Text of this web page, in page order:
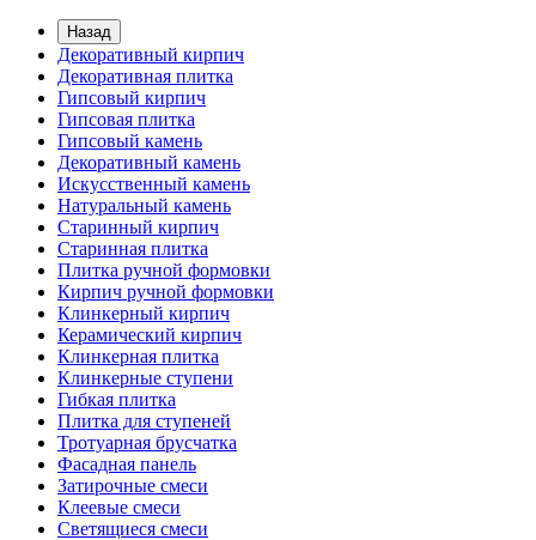
Назад
Декоративный кирпич
Декоративная плитка
Гипсовый кирпич
Гипсовая плитка
Гипсовый камень
Декоративный камень
Искусственный камень
Натуральный камень
Старинный кирпич
Старинная плитка
Плитка ручной формовки
Кирпич ручной формовки
Клинкерный кирпич
Керамический кирпич
Клинкерная плитка
Клинкерные ступени
Гибкая плитка
Плитка для ступеней
Тротуарная брусчатка
Фасадная панель
Затирочные смеси
Клеевые смеси
Светящиеся смеси